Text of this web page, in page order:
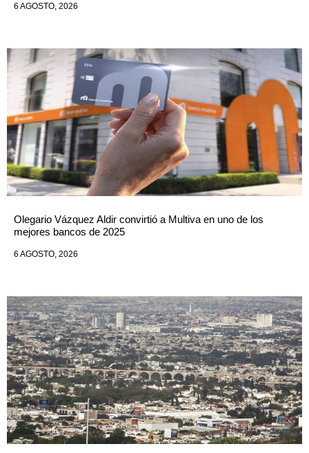
6 AGOSTO, 2026
Olegario Vázquez Aldir convirtió a Multiva en uno de los
mejores bancos de 2025
6 AGOSTO, 2026